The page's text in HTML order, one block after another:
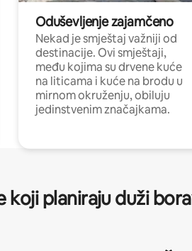
Oduševljenje zajamčeno
Nekad je smještaj važniji od
destinacije. Ovi smještaji,
među kojima su drvene kuće
na liticama i kuće na brodu u
mirnom okruženju, obiluju
jedinstvenim značajkama.
koji planiraju duži